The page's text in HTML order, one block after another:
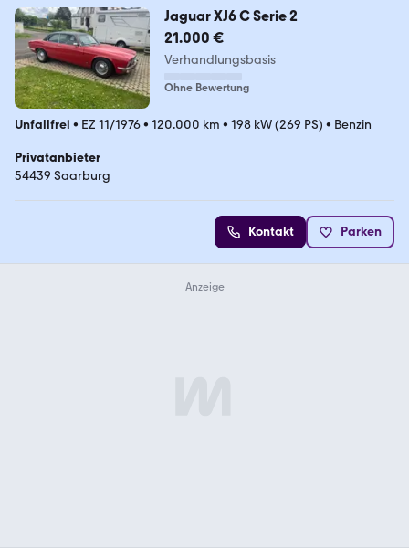
Jaguar XJ6 C Serie 2
21.000 €
Verhandlungsbasis
Ohne Bewertung
Unfallfrei • EZ 11/1976• 120.000 km • 198 kW (269 PS) • Benzin
Privatanbieter
54439 Saarburg
Kontakt Parken